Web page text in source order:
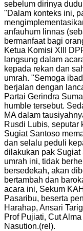
sebelum dirinya
"Dalam konteks ini,
anfauhum linnas
bermanfaat bagi
Ketua Komisi XIII
langsung dalam
kepada rekan dan
umrah. "Semoga
berjalan dengan
Partai Gerindra
humble tersebut.
MA dalam
Rusdi Lubis, seputar
Sugiat Santoso
dan selalu peduli
dilakukan pak Sugiat
umrah ini, tidak
bersedekah, akan
bertambah dan
acara ini, Sekum
Pasaribu, beserta
Harahap, Ansari
Prof Pujiati, Cut
Nasution.(rel).